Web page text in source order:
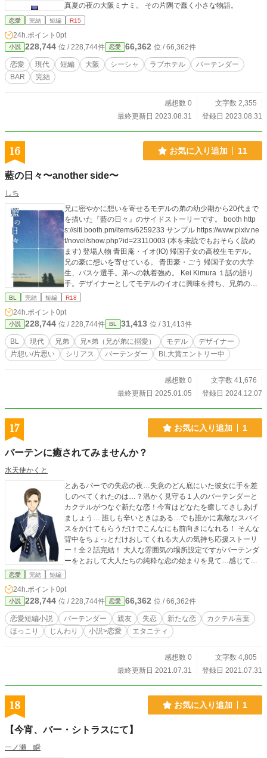
真夏の夜の大阪ミナミ。 その片隅で蠢く小さな物語。
恋愛 完結 短編 R15
24h.ポイント 0pt
小説 228,744 位 / 228,744件 恋愛 66,362 位 / 66,362件
恋愛 現代 短編 大阪 シーシャ ラブホテル
バーテンダー
BAR
完結
感想数 0
文字数 2,355
最終更新日 2023.08.31
登録日 2023.08.31
16 お気に入り追加 11
藍の日々〜another side〜
しち
兄に密やかに想いを寄せるモデルの弟の幼少期から20代まで
を描いた『藍の日々』のサイドストーリーです。 booth http
s://siti.booth.pm/items/6259233 サンプル https://www.pixiv.ne
t/novel/show.php?id=23110003 (本を未読でもおそらく読め
ます) 登場人物 青田庵・イオ(IO) 帰国子女の高校生モデル。
兄の豪に想いを寄せている。 青田豪・ごう 帰国子女の大学
生、バスケ選手。弟への執着強め。 Kei Kimura １話の語り
手。デザイナーとしてモデルのイオに興味を持ち、兄弟の妖
しい雰囲気を察する。ゆくゆくはイオの理解者になる(はず)
ダー。
BL 完結 短編 R18
24h.ポイント 0pt
小説 228,744 位 / 228,744件 BL 31,413 位 / 31,413件
BL 現代 兄弟 兄×弟（兄が弟に搦愛） モデル
デザイナー
片想い/片思い
シリアス バーテンダー BL大賞エントリー中
感想数 0
文字数 41,676
最終更新日 2025.01.05
登録日 2024.12.07
17 お気に入り追加 1
バーテンに癒されてみませんか？
水天使かくと
とあるバーでの失恋の夜…失意のどん底にいた彼女に手を差
しのべてくれたのは…？温かく見守る１人のバーテンダーと
カクテルがつなぐ新たな恋！今宵はどなたを癒してさしあげ
ましょう… 誰しも辛いときはある…でも誰かに素敵なスパイ
スをかけてもらうだけでこんなにも前向きになれる！ そんな
背中をちょっとだけおしてくれる大人の気持ち応援ストーリ
ー！全２話完結！ 大人な雰囲気の場所設定ですがバーテンダ
ーをとおして大人たちの純粋な恋の始まりを見て…感じてい
ただけたら嬉しいです！全年齢対象！ ※お酒につきましては
恋愛 完結 短編
24h.ポイント 0pt
小説 228,744 位 / 228,744件 恋愛 66,362 位 / 66,362件
恋愛短編小説 バーテンダー 親友 失恋 新たな恋
カクテル言葉
ほっこり
じんわり 小説>恋愛 エタニティ
感想数 0
文字数 4,805
最終更新日 2021.07.31
登録日 2021.07.31
18 お気に入り追加 1
【今宵、バー・シトラスにて】
一ノ瀬 瞬